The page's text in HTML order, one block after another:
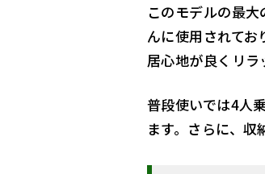
このモデルの最
んに使用されて
居心地が良くリラ
普段使いでは4人
ます。さらに、収